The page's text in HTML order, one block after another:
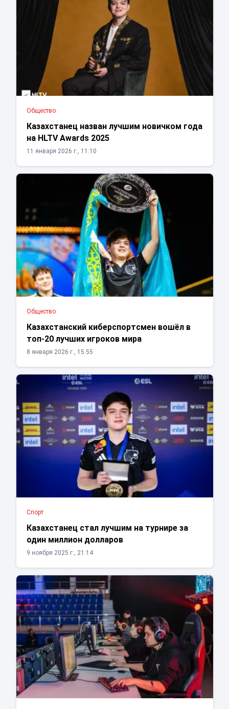
Общество
Казахстанец назван лучшим новичком года
на HLTV Awards 2025
11 января 2026 г., 11:10
Общество
Казахстанский киберспортсмен вошёл в
топ-20 лучших игроков мира
8 января 2026 г., 15:55
Спорт
Казахстанец стал лучшим на турнире за
один миллион долларов
9 ноября 2025 г., 21:14